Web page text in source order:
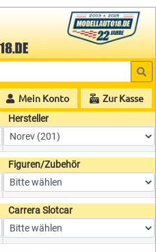
Mein Konto Zur Kasse
Hersteller
Figuren/Zubehör
Carrera Slotcar